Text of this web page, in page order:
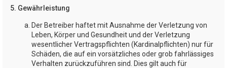
5. Gewährleistung
Der Betreiber haftet mit Ausnahme der Verletzung von
Leben, Körper und Gesundheit und der Verletzung
wesentlicher Vertragspflichten (Kardinalpflichten) nur für
Schäden, die auf ein vorsätzliches oder grob fahrlässiges
Verhalten zurückzuführen sind. Dies gilt auch für